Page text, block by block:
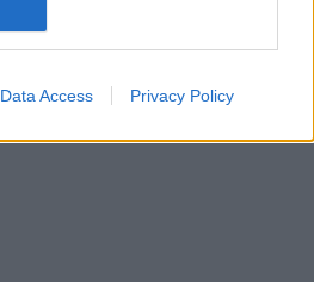
Data Access Privacy Policy